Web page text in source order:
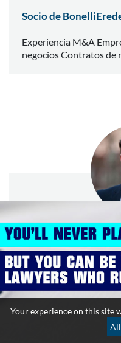
Socio de
Experiencia M&A
negocios Contratos de
Andreas
Miembro del
Ciberseguridad de
Andreas es miembro
y Ciberseguridad de
Your experience on this site